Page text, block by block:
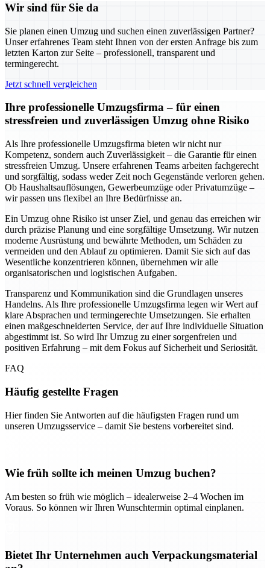
Wir sind für Sie da
Sie planen einen Umzug und suchen einen zuverlässigen Partner?
Unser erfahrenes Team steht Ihnen von der ersten Anfrage bis zum
letzten Karton zur Seite – professionell, transparent und
termingerecht.
Jetzt schnell vergleichen
Ihre professionelle Umzugsfirma – für einen
stressfreien und zuverlässigen Umzug ohne Risiko
Als Ihre professionelle Umzugsfirma bieten wir nicht nur
Kompetenz, sondern auch Zuverlässigkeit – die Garantie für einen
stressfreien Umzug. Unsere erfahrenen Teams arbeiten fachgerecht
und sorgfältig, sodass weder Zeit noch Gegenstände verloren gehen.
Ob Haushaltsauflösungen, Gewerbeumzüge oder Privatumzüge –
wir passen uns flexibel an Ihre Bedürfnisse an.
Ein Umzug ohne Risiko ist unser Ziel, und genau das erreichen wir
durch präzise Planung und eine sorgfältige Umsetzung. Wir nutzen
moderne Ausrüstung und bewährte Methoden, um Schäden zu
vermeiden und den Ablauf zu optimieren. Damit Sie sich auf das
Wesentliche konzentrieren können, übernehmen wir alle
organisatorischen und logistischen Aufgaben.
Transparenz und Kommunikation sind die Grundlagen unseres
Handelns. Als Ihre professionelle Umzugsfirma legen wir Wert auf
klare Absprachen und termingerechte Umsetzungen. Sie erhalten
einen maßgeschneiderten Service, der auf Ihre individuelle Situation
abgestimmt ist. So wird Ihr Umzug zu einer sorgenfreien und
positiven Erfahrung – mit dem Fokus auf Sicherheit und Seriosität.
FAQ
Häufig gestellte Fragen
Hier finden Sie Antworten auf die häufigsten Fragen rund um
unseren Umzugsservice – damit Sie bestens vorbereitet sind.
Wie früh sollte ich meinen Umzug buchen?
Am besten so früh wie möglich – idealerweise 2–4 Wochen im
Voraus. So können wir Ihren Wunschtermin optimal einplanen.
Bietet Ihr Unternehmen auch Verpackungsmaterial